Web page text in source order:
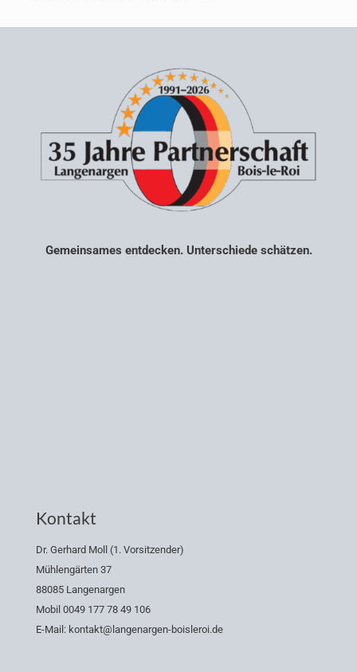
Gemeinsames entdecken. Unterschiede schätzen.
Kontakt
Dr. Gerhard Moll (1. Vorsitzender)
Mühlengärten 37
88085 Langenargen
Mobil 0049 177 78 49 106
E-Mail: kontakt@langenargen-boisleroi.de